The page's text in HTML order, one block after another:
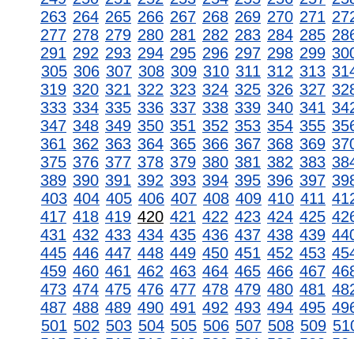
263 264 265 266 267 268 269 270 271
277 278 279 280 281 282 283 284 285
291 292 293 294 295 296 297 298 299
305 306 307 308 309 310 311 312 313
319 320 321 322 323 324 325 326 327
333 334 335 336 337 338 339 340 341
347 348 349 350 351 352 353 354 355
361 362 363 364 365 366 367 368 369
375 376 377 378 379 380 381 382 383
389 390 391 392 393 394 395 396 397
403 404 405 406 407 408 409 410 411
417 418 419 420 421 422 423 424 425
431 432 433 434 435 436 437 438 439
445 446 447 448 449 450 451 452 453
459 460 461 462 463 464 465 466 467
473 474 475 476 477 478 479 480 481
487 488 489 490 491 492 493 494 495
501 502 503 504 505 506 507 508 509